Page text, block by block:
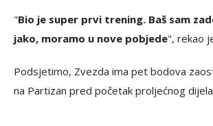
"Bio je super prvi trening. Baš sam
jako, moramo u nove pobjede", rekao
Podsjetimo, Zvezda ima pet bodova
na Partizan pred početak proljećnog